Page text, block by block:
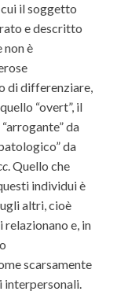
il soggetto
e descritto
non è
di differenziare,
“overt”, il
da
da
. Quello che
individui è
altri, cioè
relazionano e, in
scarsamente
interpersonali.